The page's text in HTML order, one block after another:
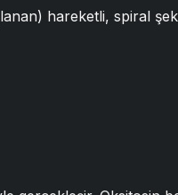
hareketli, spiral